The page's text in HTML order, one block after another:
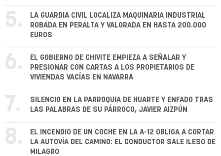
5.
LA GUARDIA CIVIL LOCALIZA MAQUINARIA INDUSTRIAL
ROBADA EN PERALTA Y VALORADA EN HASTA 200.000
EUROS
6.
EL GOBIERNO DE CHIVITE EMPIEZA A SEÑALAR Y
PRESIONAR CON CARTAS A LOS PROPIETARIOS DE
VIVIENDAS VACÍAS EN NAVARRA
7.
SILENCIO EN LA PARROQUIA DE HUARTE Y ENFADO TRAS
LAS PALABRAS DE SU PÁRROCO, JAVIER AIZPÚN
8.
EL INCENDIO DE UN COCHE EN LA A-12 OBLIGA A CORTAR
LA AUTOVÍA DEL CAMINO: EL CONDUCTOR SALE ILESO DE
MILAGRO